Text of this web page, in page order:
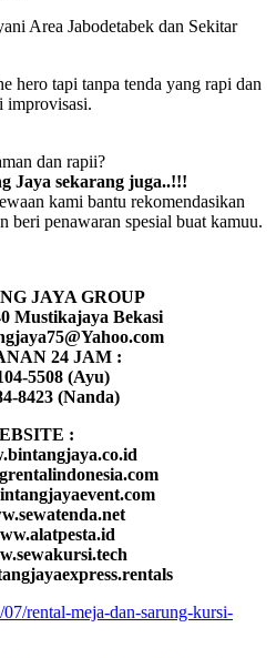
hero tapi tanpa tenda yang rapi dan
improvisasi.
dan rapii?
Jaya sekarang juga..!!!
kami bantu rekomendasikan
beri penawaran spesial buat kamuu.
JAYA GROUP
Mustikajaya Bekasi
24 JAM :
5508 (Ayu)
8423 (Nanda)
:
rental-meja-dan-sarung-kursi-